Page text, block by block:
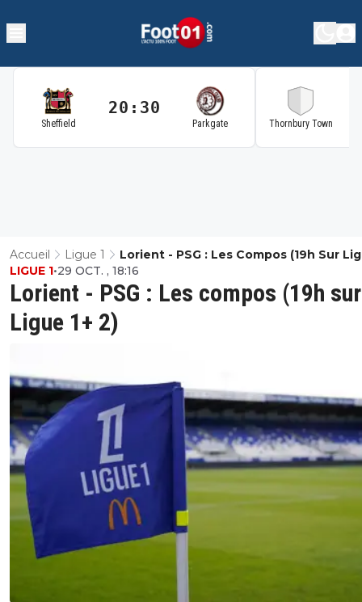
Sheffield
20:30
Parkgate Thornbury Town
Accueil Ligue 1
Lorient - PSG : Les Compos (19h Sur
2)
Lorient - PSG : Les compos (19h sur
Ligue 1+ 2)
LIGUE 1•29 OCT. , 18:16